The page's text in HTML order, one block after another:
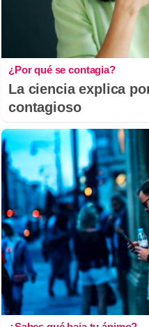
¿Por qué se contagia?
La ciencia explica
contagioso